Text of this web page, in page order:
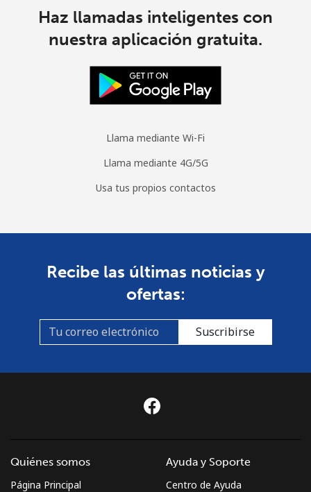
Haz llamadas inteligentes con
nuestra aplicación gratuita.
Llama mediante Wi-Fi
Llama mediante 4G/5G
Usa tus propios contactos
Recibe las últimas noticias y
ofertas:
Suscribirse
Quiénes somos
Página Principal
Ayuda y Soporte
Centro de Ayuda